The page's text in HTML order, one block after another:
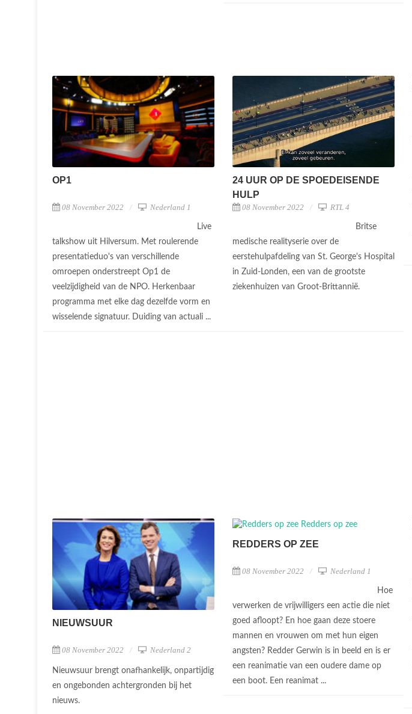
OP1
08 November 2022 Nederland 1
Live
talkshow uit Hilversum. Met roulerende
presentatieduo's van verschillende
omroepen onderstreept Op1 de
veelzijdigheid van de NPO. Herkenbaar
programma met elke dag dezelfde vorm en
wisselende signatuur. Duiding van actuali ...
24 UUR OP DE SPOEDEISENDE
HULP
08 November 2022 RTL 4
Britse
medische realityserie over de
eerstehulpafdeling van St. George's Hospital
in Zuid-Londen, een van de grootste
ziekenhuizen van Groot-Brittannië.
NIEUWSUUR
08 November 2022 Nederland 2
Nieuwsuur brengt onafhankelijk, onpartijdig
en ongebonden achtergronden bij het
nieuws.
REDDERS OP ZEE
08 November 2022 Nederland 1
Hoe
verwerken de vrijwilligers een actie die niet
goed afloopt? En hoe gaan deze stoere
mannen en vrouwen om met hun eigen
angsten? Redder Gerwin is in beeld en is er
een reanimatie van een oudere dame op
een boot. Een reanimat ...